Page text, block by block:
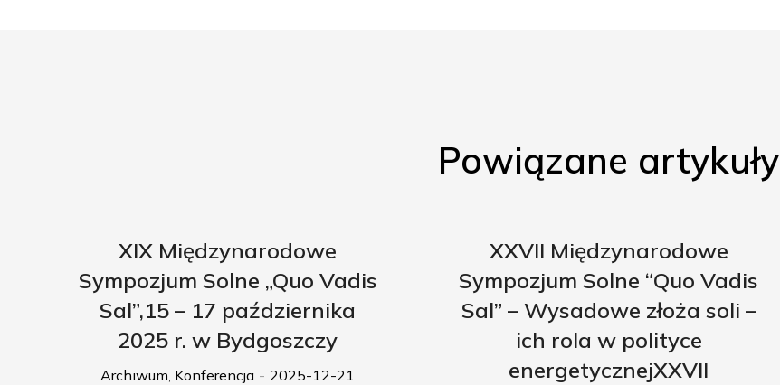
Powiązane artykuły
XIX Międzynarodowe
Sympozjum Solne „Quo Vadis
Sal”,15 – 17 października
2025 r. w Bydgoszczy
Archiwum, Konferencja 2025-12-21
XXVII Międzynarodowe
Sympozjum Solne “Quo Vadis
Sal” – Wysadowe złoża soli –
ich rola w polityce
energetycznejXXVII